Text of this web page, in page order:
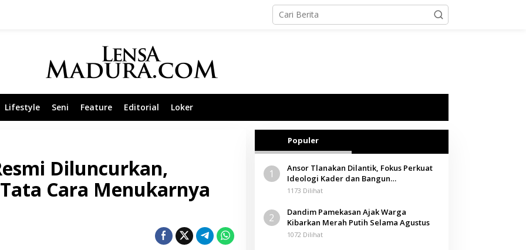
Lifestyle Seni Feature Editorial Loker
Diluncurkan,
Cara Menukarnya
Populer
1
Ansor Tlanakan Dilantik, Fokus Perkuat
Ideologi Kader dan Bangun
Kemandirian Ekonomi
1173 Dilihat
2
Dandim Pamekasan Ajak Warga
Kibarkan Merah Putih Selama Agustus
1072 Dilihat